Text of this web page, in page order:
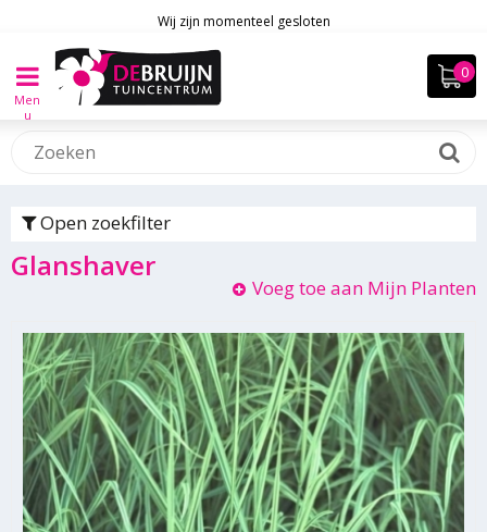
Men
u
Wij zijn momenteel gesloten
Open zoekfilter
Glanshaver
Voeg toe aan Mijn Planten